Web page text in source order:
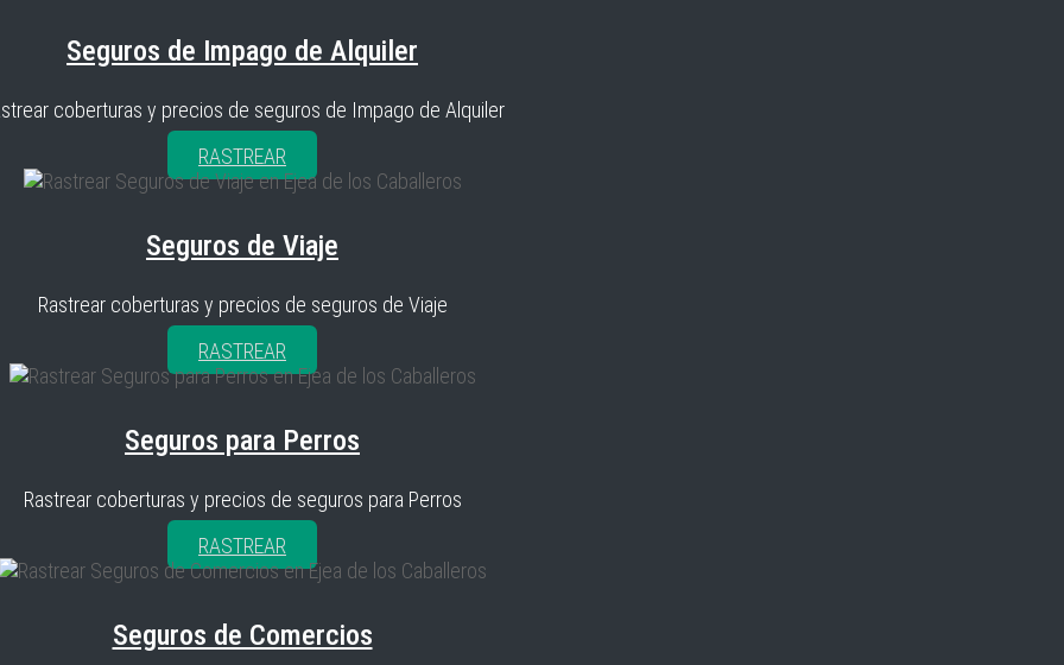
Seguros de Impago de Alquiler
coberturas y precios de seguros de Impago de Alquiler
RASTREAR
Seguros de Viaje
Rastrear coberturas y precios de seguros de Viaje
RASTREAR
Seguros para Perros
Rastrear coberturas y precios de seguros para Perros
RASTREAR
Seguros de Comercios